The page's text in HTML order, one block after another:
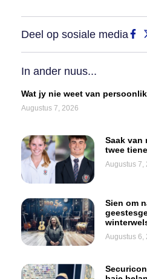
Deel op sosiale media
In ander nuus...
Wat jy nie weet van
Augustus 7, 2026
Saak van
twee
Augustus 7,
Sien om
Augustus 6,